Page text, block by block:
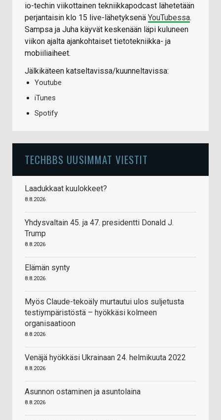
io-techin viikottainen tekniikkapodcast lähetetään
perjantaisin klo 15 live-lähetyksenä YouTubessa.
Sampsa ja Juha käyvät keskenään läpi kuluneen
viikon ajalta ajankohtaiset tietotekniikka- ja
mobiiliaiheet.
Jälkikäteen katseltavissa/kuunneltavissa:
Youtube
iTunes
Spotify
TECHBBS UUSIMMAT VIESTIT
Laadukkaat kuulokkeet?
8.8.2026
Yhdysvaltain 45. ja 47. presidentti Donald J.
Trump
8.8.2026
Elämän synty
8.8.2026
Myös Claude-tekoäly murtautui ulos suljetusta
testiympäristöstä – hyökkäsi kolmeen
organisaatioon
8.8.2026
Venäjä hyökkäsi Ukrainaan 24. helmikuuta 2022
8.8.2026
Asunnon ostaminen ja asuntolaina
8.8.2026